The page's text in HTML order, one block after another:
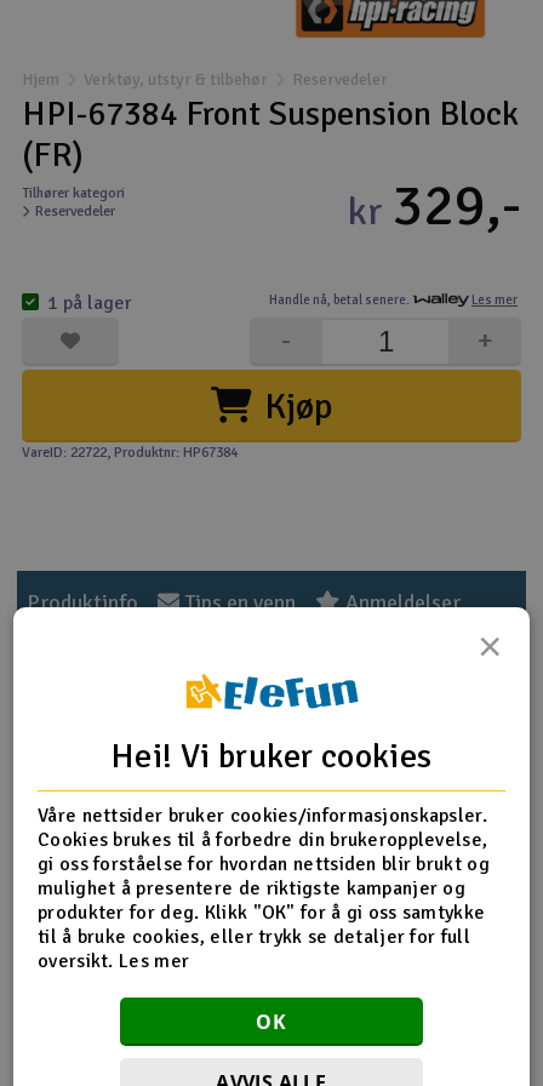
Droner
Droner for FPV
Fly
Helikopter
Kamerautstyr
Modellbygging, LEGO & byggesett
Modelljernbane
Outlet
Smarthjem, lek & hobby
Solenergi
Sparkesykler & elkjøretøy
Verktøy, utstyr & tilbehør
Hjem Verktøy, utstyr & tilbehør Reservedeler
HPI-67384 Front Suspension Block
(FR)
Tilhører kategori
Reservedeler
Handle nå, betal senere. Les mer
kr 329,-
Kjøp
+
-
1 på lager
VareID: 22722, Produktnr: HP67384
Produktinfo Tips en venn Anmeldelser
Flere detaljer
Produktet er
forbundet med
Reservedeler HPI
HPI Vorza Buggy Flux S RTR
HPI Vorza Buggy Nitro RTR
HPI Vorza Truggy Flux RTR
HPI Vorza Truggy Flux S RTR
×
Hei! Vi bruker cookies
Våre nettsider bruker cookies/informasjonskapsler.
Cookies brukes til å forbedre din brukeropplevelse,
gi oss forståelse for hvordan nettsiden blir brukt og
mulighet å presentere de riktigste kampanjer og
produkter for deg. Klikk "OK" for å gi oss samtykke
til å bruke cookies, eller trykk se detaljer for full
oversikt. Les mer
OK